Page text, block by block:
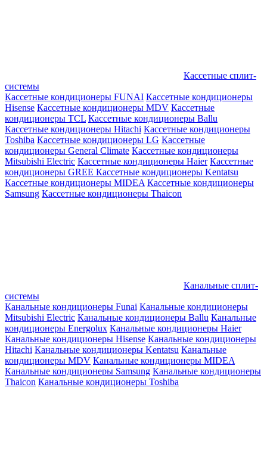
Кассетные сплит-
системы
Кассетные кондиционеры FUNAI Кассетные кондиционеры
Hisense Кассетные кондиционеры MDV Кассетные
кондиционеры TCL Кассетные кондиционеры Ballu
Кассетные кондиционеры Hitachi Кассетные кондиционеры
Toshiba Кассетные кондиционеры LG Кассетные
кондиционеры General Climate Кассетные кондиционеры
Mitsubishi Electric Кассетные кондиционеры Haier Кассетные
кондиционеры GREE Кассетные кондиционеры Kentatsu
Кассетные кондиционеры MIDEA Кассетные кондиционеры
Samsung Кассетные кондиционеры Thaicon
Канальные сплит-
системы
Канальные кондиционеры Funai Канальные кондиционеры
Mitsubishi Electric Канальные кондиционеры Ballu Канальные
кондиционеры Energolux Канальные кондиционеры Haier
Канальные кондиционеры Hisense Канальные кондиционеры
Hitachi Канальные кондиционеры Kentatsu Канальные
кондиционеры MDV Канальные кондиционеры MIDEA
Канальные кондиционеры Samsung Канальные кондиционеры
Thaicon Канальные кондиционеры Toshiba